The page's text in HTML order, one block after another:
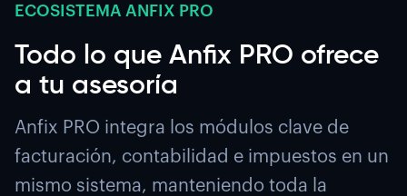
ECOSISTEMA ANFIX PRO
Todo lo que Anfix PRO ofrece
a tu asesoría
Anfix PRO integra los módulos clave de
facturación, contabilidad e impuestos en un
mismo sistema, manteniendo toda la